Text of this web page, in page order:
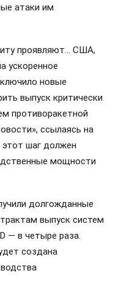
атаки им
проявляют… США,
ускоренное
новые
выпуск критически
противоракетной
ссылаясь на
шаг должен
мощности
долгожданные
выпуск систем
— в четыре раза.
создана